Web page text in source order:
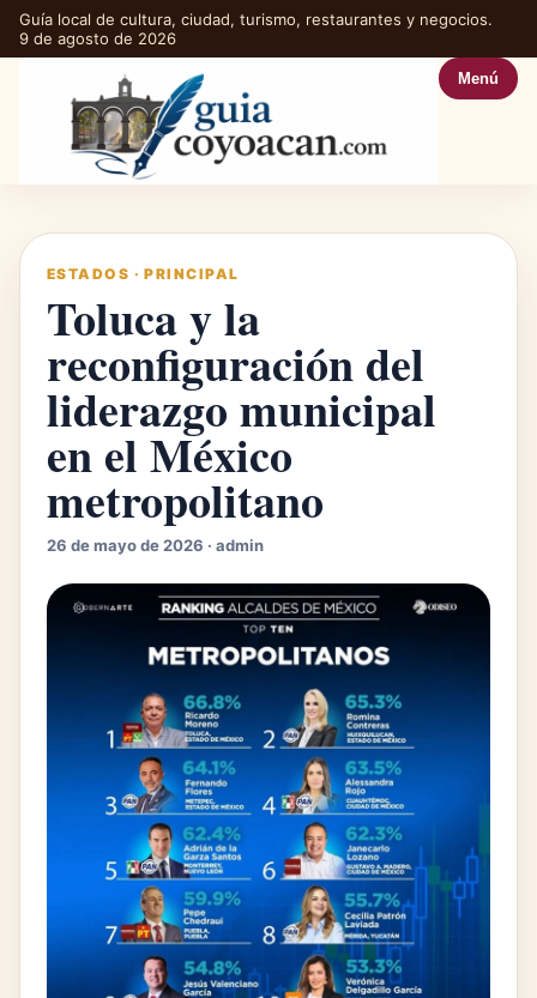
Guía local de cultura, ciudad, turismo, restaurantes y negocios.
9 de agosto de 2026
Menú
ESTADOS ·PRINCIPAL
Toluca y la
reconfiguración del
liderazgo municipal
en el México
metropolitano
26 de mayo de 2026 · admin